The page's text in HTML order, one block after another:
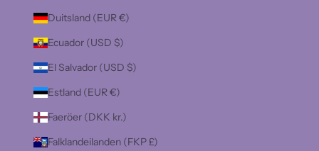
Duitsland (EUR €)
Ecuador (USD $)
El Salvador (USD $)
Estland (EUR €)
Faeröer (DKK kr.)
Falklandeilanden (FKP £)